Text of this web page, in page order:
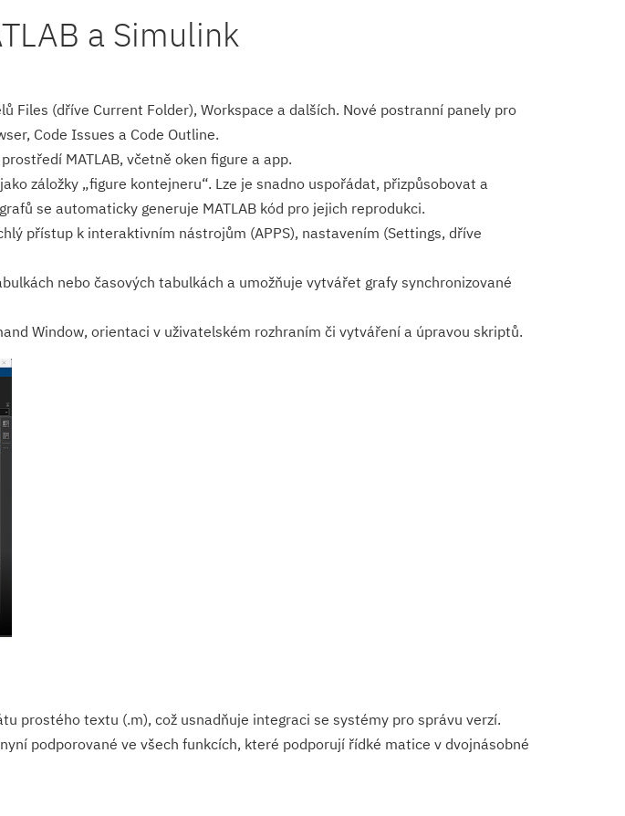
a Simulink
Files (dříve Current Folder), Workspace a dalších. Nové postranní panely pro
Code Issues a Code Outline.
MATLAB, včetně oken figure a app.
záložky „figure kontejneru“. Lze je snadno uspořádat, přizpůsobovat a
se automaticky generuje MATLAB kód pro jejich reprodukci.
přístup k interaktivním nástrojům (APPS), nastavením (Settings, dříve
nebo časových tabulkách a umožňuje vytvářet grafy synchronizované
Window, orientaci v uživatelském rozhraním či vytváření a úpravou skriptů.
prostého textu (.m), což usnadňuje integraci se systémy pro správu verzí.
podporované ve všech funkcích, které podporují řídké matice v dvojnásobné